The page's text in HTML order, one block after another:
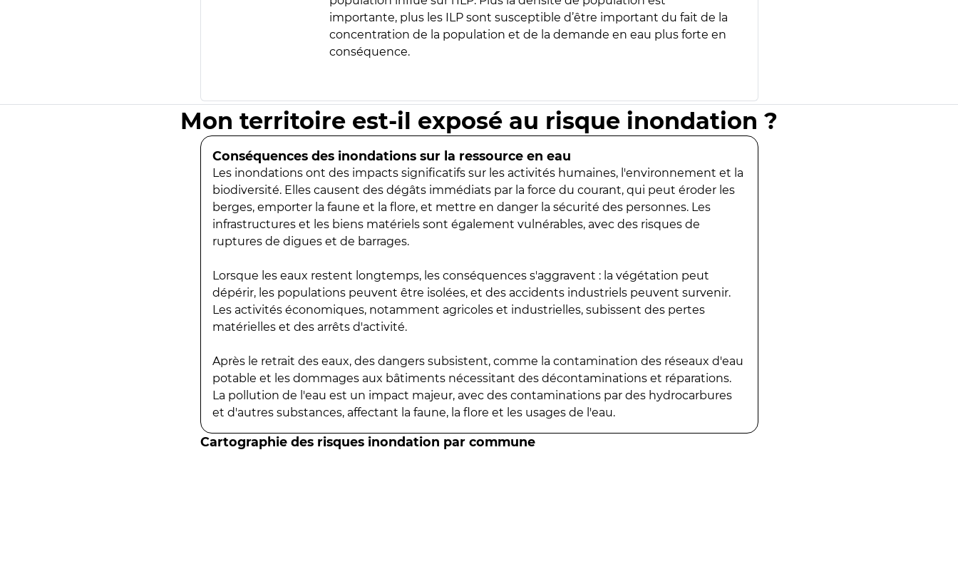
importante, plus les ILP sont susceptible d’être important du fait de la
concentration de la population et de la demande en eau plus forte en
conséquence.
Mon territoire est-il exposé au risque inondation ?
Conséquences des inondations sur la ressource en eau
Les inondations ont des impacts significatifs sur les activités humaines, l'environnement et la
biodiversité. Elles causent des dégâts immédiats par la force du courant, qui peut éroder les
berges, emporter la faune et la flore, et mettre en danger la sécurité des personnes. Les
infrastructures et les biens matériels sont également vulnérables, avec des risques de
ruptures de digues et de barrages.
Lorsque les eaux restent longtemps, les conséquences s'aggravent : la végétation peut
dépérir, les populations peuvent être isolées, et des accidents industriels peuvent survenir.
Les activités économiques, notamment agricoles et industrielles, subissent des pertes
matérielles et des arrêts d'activité.
Après le retrait des eaux, des dangers subsistent, comme la contamination des réseaux d'eau
potable et les dommages aux bâtiments nécessitant des décontaminations et réparations.
La pollution de l'eau est un impact majeur, avec des contaminations par des hydrocarbures
et d'autres substances, affectant la faune, la flore et les usages de l'eau.
Cartographie des risques inondation par commune